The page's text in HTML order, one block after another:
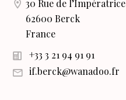
30 Rue de l’Impératrice
62600 Berck
France
+33 3 21 94 91 91
if.berck@wanadoo.fr